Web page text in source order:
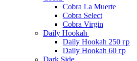
Cobra La Muerte
Cobra Select
Cobra Virgin
Daily Hookah
Daily Hookah 250 гр
Daily Hookah 60 гр
Dark Side